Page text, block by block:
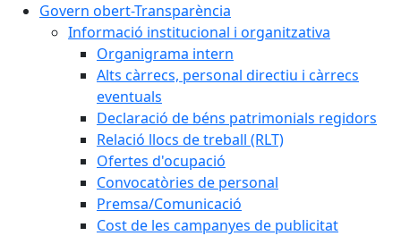
Govern obert-Transparència
Informació institucional i organitzativa
Organigrama intern
Alts càrrecs, personal directiu i càrrecs
eventuals
Declaració de béns patrimonials regidors
Relació llocs de treball (RLT)
Ofertes d'ocupació
Convocatòries de personal
Premsa/Comunicació
Cost de les campanyes de publicitat